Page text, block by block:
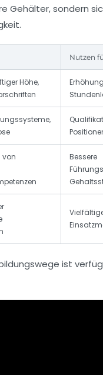
Gehälter, sondern
Nutzen
Höhe,
von
Bessere
ist